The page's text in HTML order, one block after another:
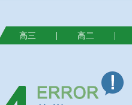
高三 | 高二 |